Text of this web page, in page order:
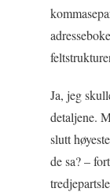
Ja, jeg
detaljene.
slutt
de sa? –